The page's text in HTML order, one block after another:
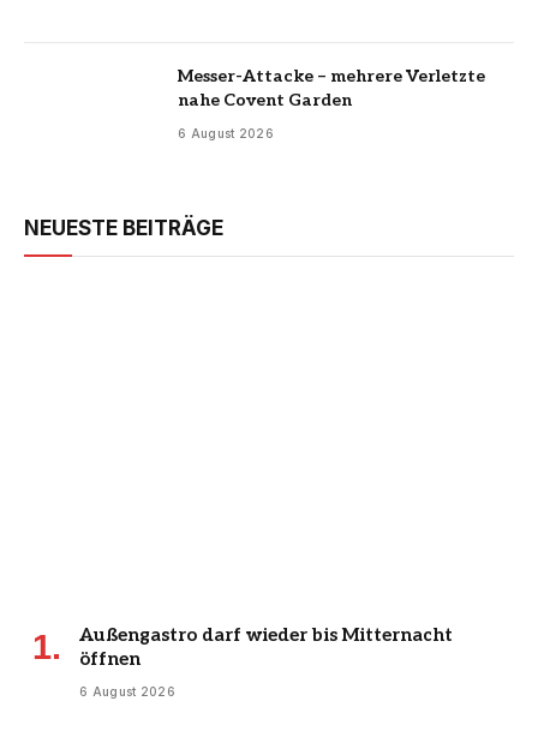
Messer-Attacke – mehrere Verletzte
nahe Covent Garden
6 August 2026
NEUESTE BEITRÄGE
Außengastro darf wieder bis Mitternacht
öffnen
6 August 2026